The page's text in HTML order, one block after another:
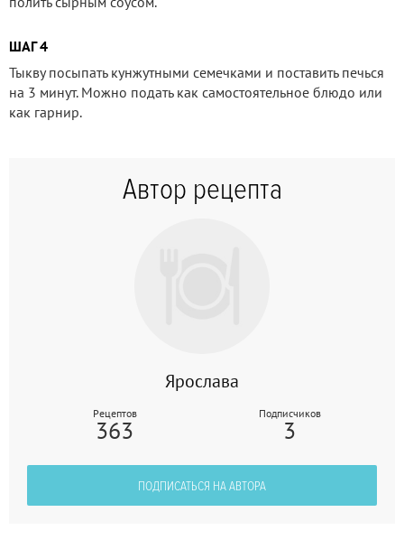
ШАГ 4
Тыкву посыпать кунжутными семечками и поставить печься
на 3 минут. Можно подать как самостоятельное блюдо или
как гарнир.
Автор рецепта
Ярослава
Рецептов
363
Подписчиков
3
ПОДПИСАТЬСЯ НА АВТОРА